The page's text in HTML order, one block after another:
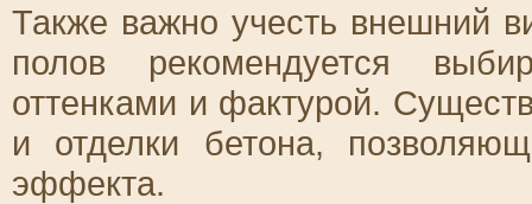
Также важно учесть внешний
полов рекомендуется
оттенками и фактурой.
и отделки бетона,
эффекта.